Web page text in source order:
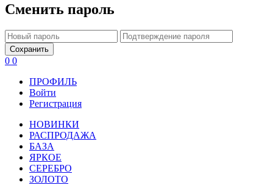
Сменить пароль
Сохранить
0 0
ПРОФИЛЬ
Войти
Регистрация
НОВИНКИ
РАСПРОДАЖА
БАЗА
ЯРКОЕ
СЕРЕБРО
ЗОЛОТО